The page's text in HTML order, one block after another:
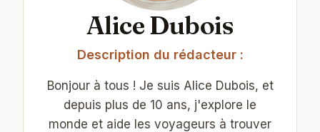
Alice Dubois
Description du rédacteur :
Bonjour à tous ! Je suis Alice Dubois, et
depuis plus de 10 ans, j'explore le
monde et aide les voyageurs à trouver